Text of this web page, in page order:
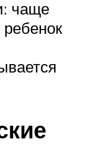
чаще
ребенок